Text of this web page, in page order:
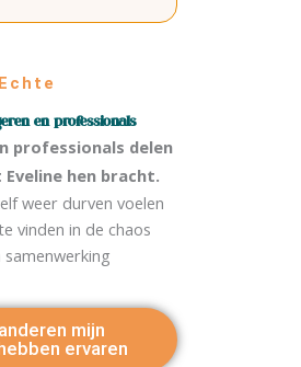
en professionals
professionals delen
hen bracht.
weer durven voelen
vinden in de chaos
mijn
ervaren